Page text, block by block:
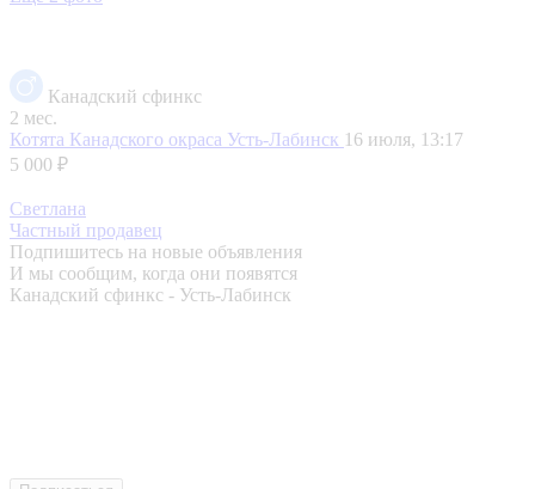
Канадский сфинкс
2 мес.
Котята Канадского окраса Усть-Лабинск 16 июля, 13:17
5 000 ₽
Светлана
Частный продавец
Подпишитесь на новые объявления
И мы сообщим, когда они появятся
Канадский сфинкс - Усть-Лабинск